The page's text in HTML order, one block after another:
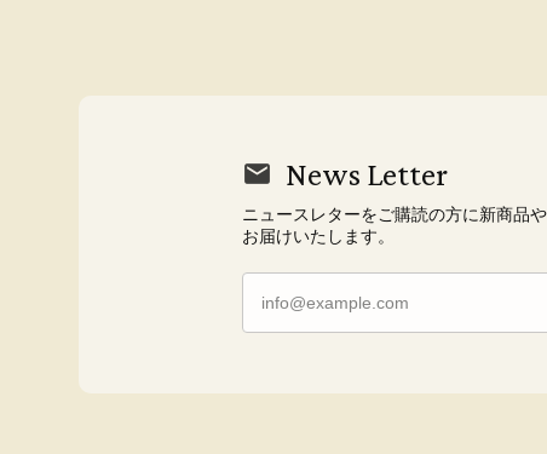
News Letter
ニュースレターをご購読の方に新商品
お届けいたします。